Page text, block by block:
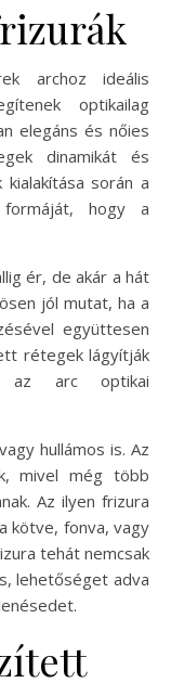
archoz ideális
optikailag
elegáns és nőies
dinamikát és
során a
hogy a
ér, de akár a hát
jól mutat, ha a
együttesen
rétegek lágyítják
az arc optikai
hullámos is. Az
mivel még több
Az ilyen frizura
kötve, fonva, vagy
tehát nemcsak
lehetőséget adva